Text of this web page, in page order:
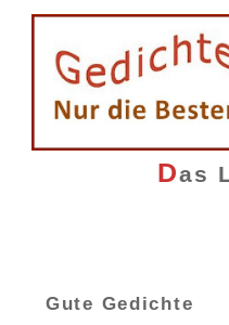
Das
Gute Gedichte